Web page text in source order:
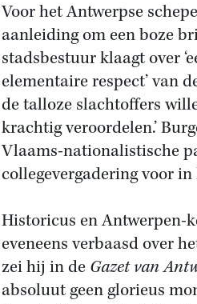
Voor het Antwerpse
aanleiding om een boze
stadsbestuur klaagt over
elementaire respect’ van
de talloze slachtoffers
krachtig veroordelen.’
Vlaams-nationalistische
collegevergadering voor in
Historicus en Antwerpen-
eveneens verbaasd over
zei hij in de Gazet van
absoluut geen glorieus